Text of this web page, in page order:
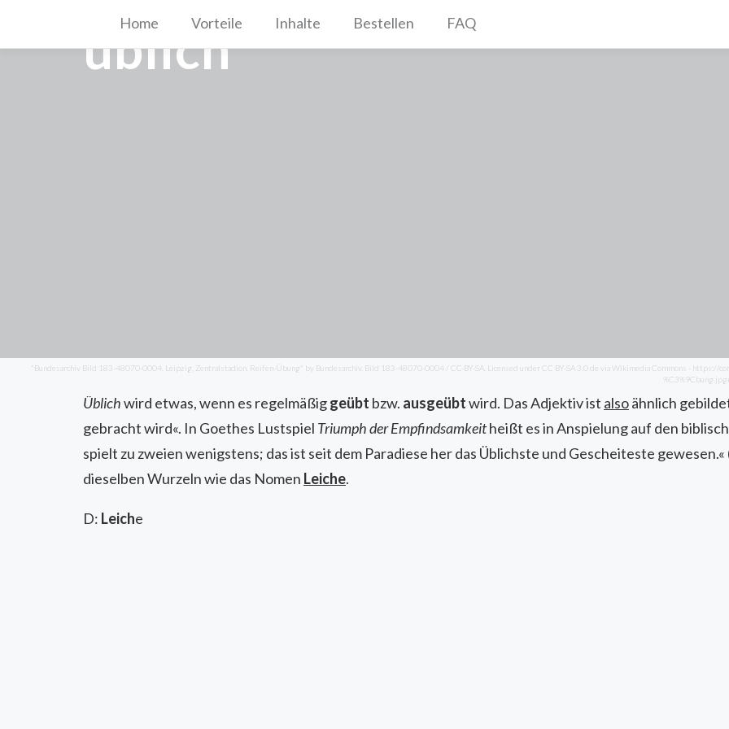
Home Vorteile Inhalte Bestellen FAQ
üblich
"Bundesarchiv Bild 183-48070-0004, Leipzig, Zentralstadion, Reifen-Übung" by Bundesarchiv, Bild 183-48070-0004 / CC-BY-SA. Licensed under CC BY-SA 3.0 de via Wikimedia Commons -
Üblichwird etwas, wenn es regelmäßiggeübt bzw. ausgeübtwird. Das Adjektiv ist alsoähnlich
gebracht wird«. In Goethes Lustspiel Triumph der Empfindsamkeitheißt es in Anspielung auf den
spielt zu zweien wenigstens; das ist seit dem Paradiese her das Üblichste und Gescheiteste gewesen.«
dieselben Wurzeln wie das Nomen Leiche.
D: Leiche